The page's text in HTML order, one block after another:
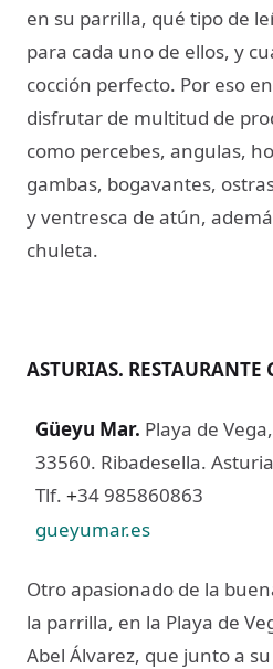
en su parrilla, qué tipo de
para cada uno de ellos, y
cocción perfecto. Por eso
disfrutar de multitud de
como percebes, angulas,
gambas, bogavantes,
y ventresca de atún,
chuleta.
ASTURIAS. RESTAURANTE
Güeyu Mar. Playa de
33560. Ribadesella.
Tlf. +34 985860863
gueyumar.es
Otro apasionado de la
la parrilla, en la Playa de
Abel Álvarez, que junto a